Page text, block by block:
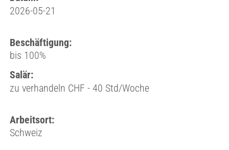
2026-05-21
Beschäftigung:
bis 100%
Salär:
zu verhandeln CHF - 40 Std/Woche
Arbeitsort:
Schweiz